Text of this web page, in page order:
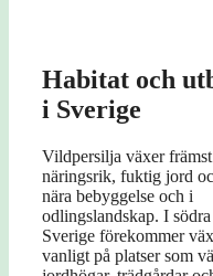
Habitat och
i Sverige
Vildpersilja växer främst
näringsrik, fuktig jord
nära bebyggelse och i
odlingslandskap. I
Sverige förekommer
vanligt på platser som